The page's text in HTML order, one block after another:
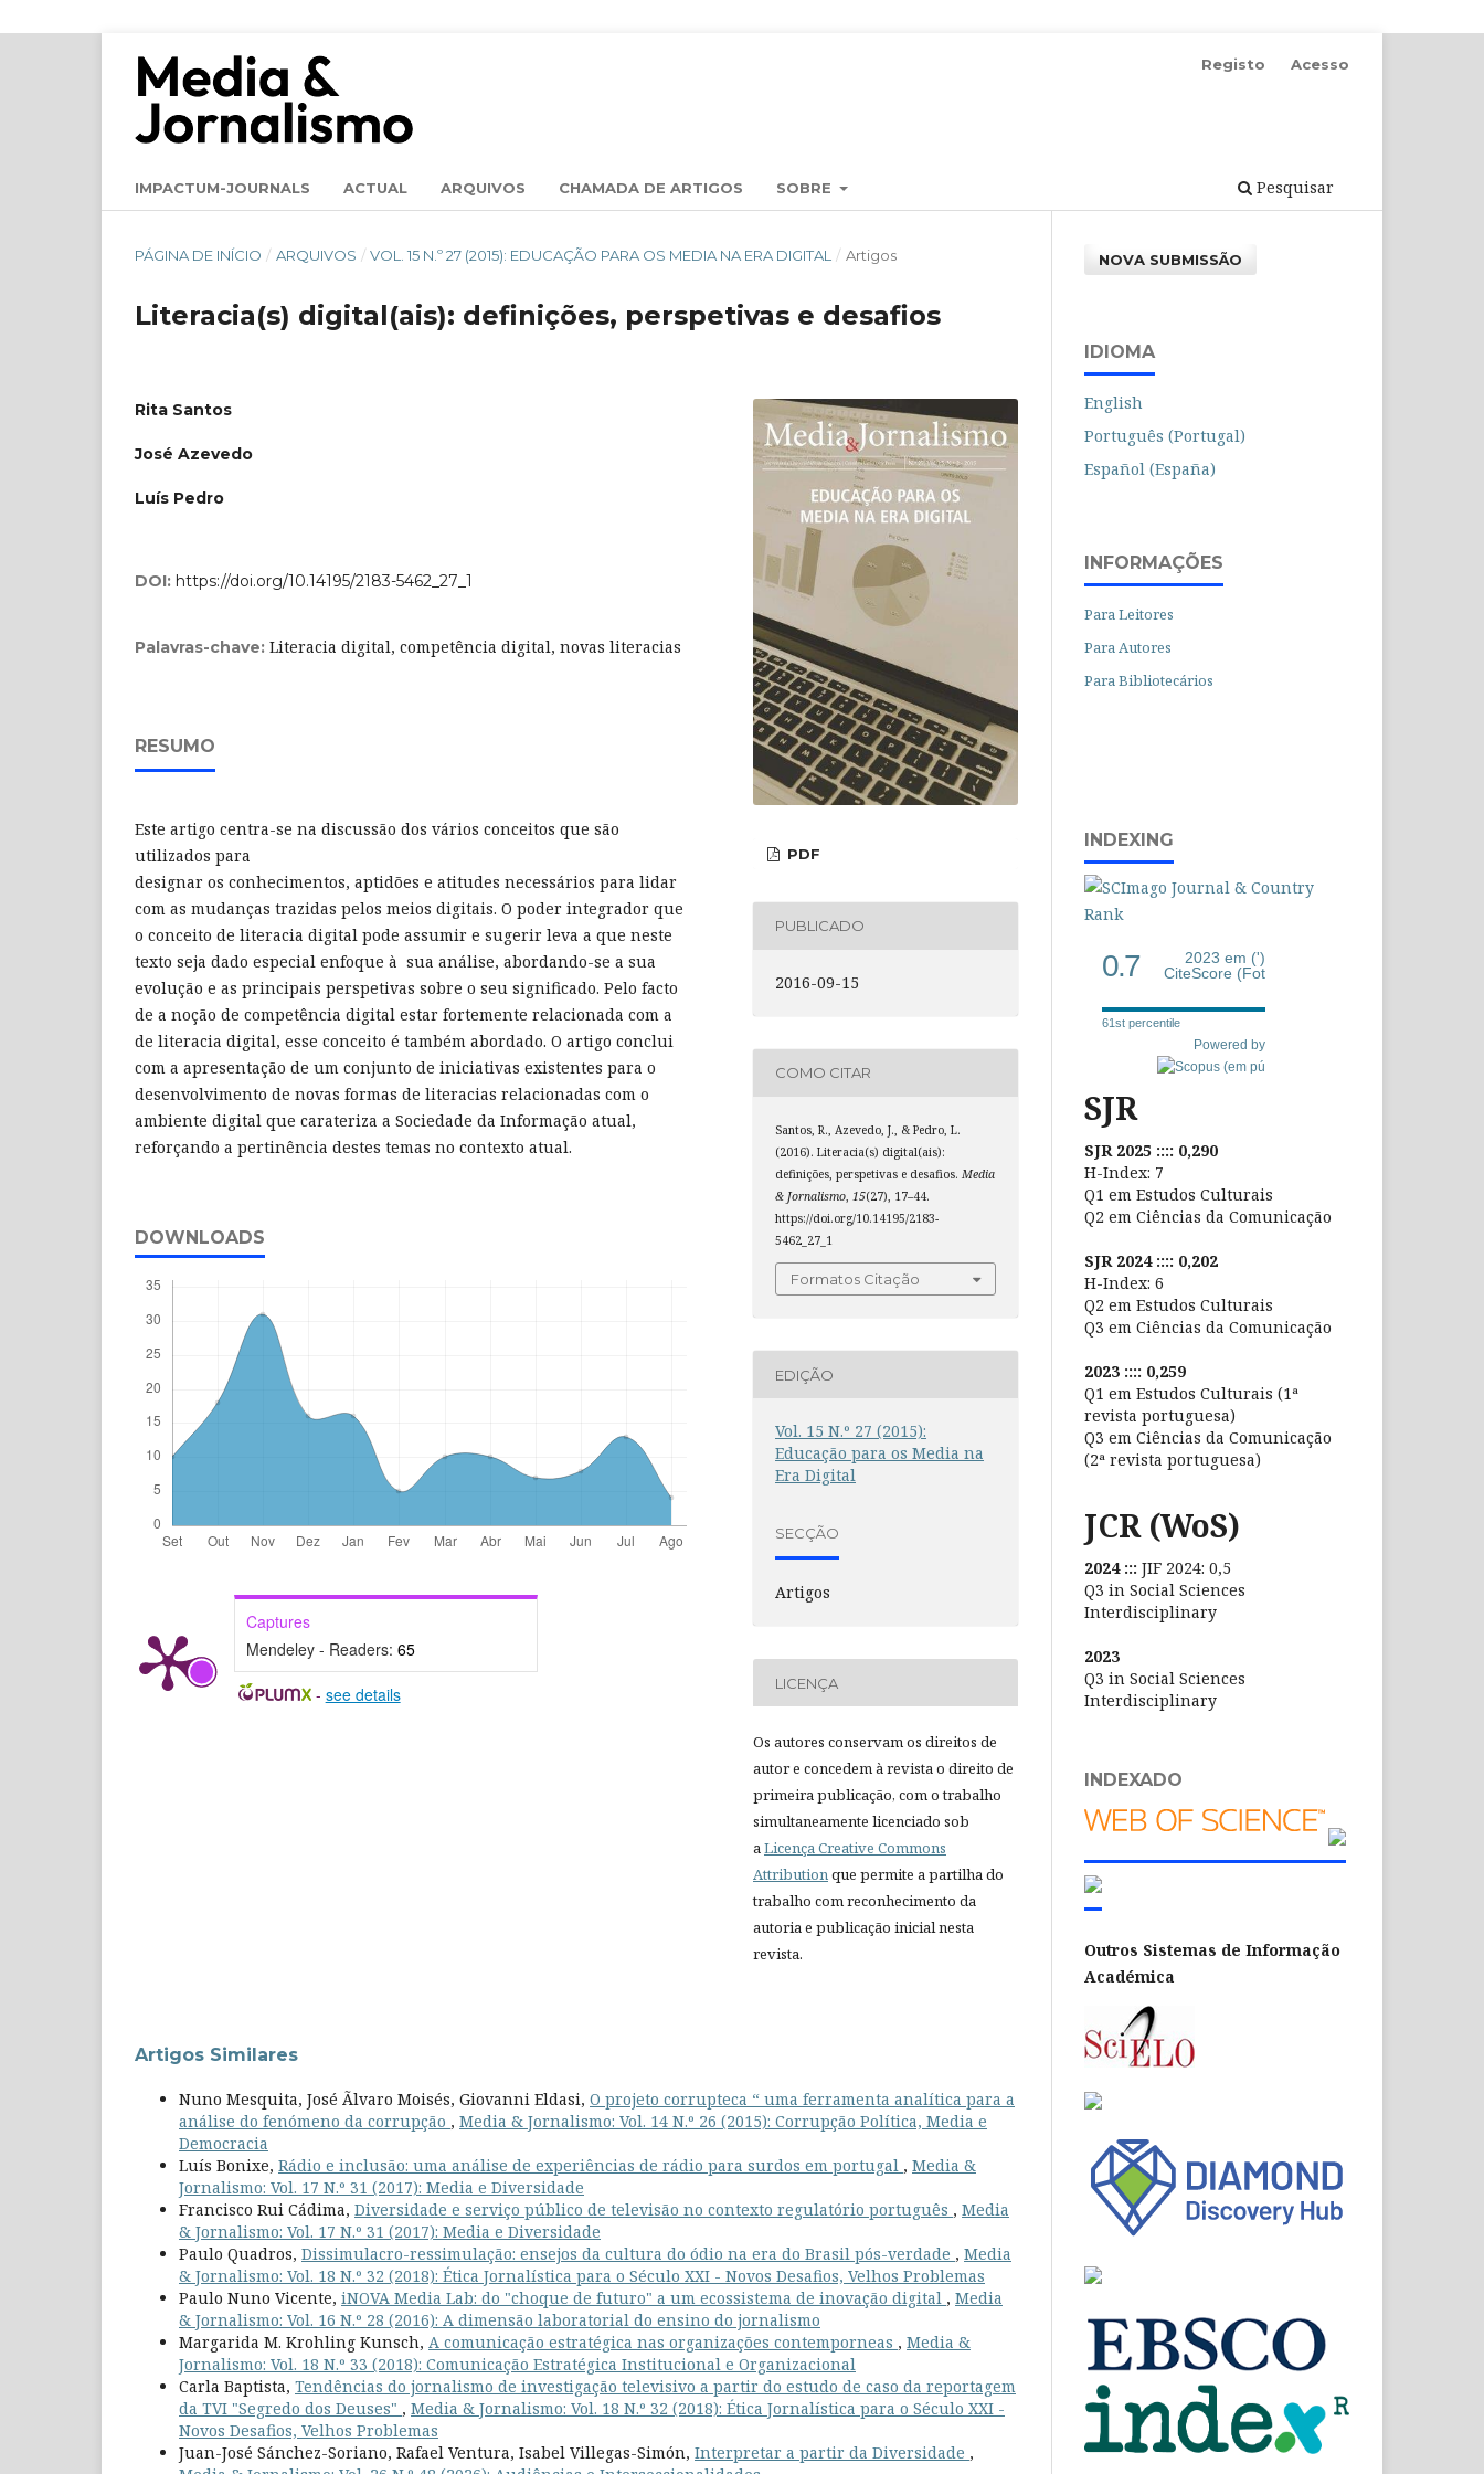
IMPACTUM-JOURNALS ACTUAL ARQUIVOS CHAMADA DE ARTIGOS SOBRE Pesquisar
Registo Acesso
PÁGINA DE INÍCIO / ARQUIVOS / VOL. 15 N.º 27 (2015): EDUCAÇÃO PARA OS MEDIA NA ERA DIGITAL / Artigos
Literacia(s) digital(ais): definições, perspetivas e desafios
Rita Santos
José Azevedo
Luís Pedro
DOI: https://doi.org/10.14195/2183-5462_27_1
Palavras-chave: Literacia digital, competência digital, novas literacias
RESUMO
Este artigo centra-se na discussão dos vários conceitos que são
utilizados para
designar os conhecimentos, aptidões e atitudes necessários para lidar
com as mudanças trazidas pelos meios digitais. O poder integrador que
o conceito de literacia digital pode assumir e sugerir leva a que neste
texto seja dado especial enfoque à sua análise, abordando-se a sua
evolução e as principais perspetivas sobre o seu significado. Pelo facto
de a noção de competência digital estar fortemente relacionada com a
de literacia digital, esse conceito é também abordado. O artigo conclui
com a apresentação de um conjunto de iniciativas existentes para o
desenvolvimento de novas formas de literacias relacionadas com o
ambiente digital que carateriza a Sociedade da Informação atual,
reforçando a pertinência destes temas no contexto atual.
DOWNLOADS
Captures
Mendeley - Readers: 65
- see details
PDF
PUBLICADO
2016-09-15
COMO CITAR
Santos, R., Azevedo, J., & Pedro, L.
(2016). Literacia(s) digital(ais):
definições, perspetivas e desafios. Media
& Jornalismo 15(27), 17–44.
https://doi.org/10.14195/2183-
5462_27_1
Formatos Citação
EDIÇÃO
Vol. 15 N.º 27 (2015):
Educação para os Media na
Era Digital
SECÇÃO
Artigos
LICENÇA
Os autores conservam os direitos de
autor e concedem à revista o direito de
primeira publicação, com o trabalho
simultaneamente licenciado sob
aLicença Creative Commons
Attributionque permite a partilha do
trabalho com reconhecimento da
autoria e publicação inicial nesta
revista.
Artigos Similares
Nuno Mesquita, José Ãlvaro Moisés, Giovanni Eldasi, O projeto corrupteca “ uma ferramenta analítica para a
análise do fenómeno da corrupção , Media & Jornalismo: Vol. 14 N.º 26 (2015): Corrupção Política, Media e
Democracia
Luís Bonixe, Rádio e inclusão: uma análise de experiências de rádio para surdos em portugal , Media &
Jornalismo: Vol. 17 N.º 31 (2017): Media e Diversidade
Francisco Rui Cádima, Diversidade e serviço público de televisão no contexto regulatório português , Media
& Jornalismo: Vol. 17 N.º 31 (2017): Media e Diversidade
Paulo Quadros, Dissimulacro-ressimulação: ensejos da cultura do ódio na era do Brasil pós-verdade , Media
& Jornalismo: Vol. 18 N.º 32 (2018): Ética Jornalística para o Século XXI - Novos Desafios, Velhos Problemas
Paulo Nuno Vicente, iNOVA Media Lab: do "choque de futuro" a um ecossistema de inovação digital , Media
& Jornalismo: Vol. 16 N.º 28 (2016): A dimensão laboratorial do ensino do jornalismo
Margarida M. Krohling Kunsch, A comunicação estratégica nas organizações contemporneas , Media &
Jornalismo: Vol. 18 N.º 33 (2018): Comunicação Estratégica Institucional e Organizacional
Carla Baptista, Tendências do jornalismo de investigação televisivo a partir do estudo de caso da reportagem
da TVI "Segredo dos Deuses" , Media & Jornalismo: Vol. 18 N.º 32 (2018): Ética Jornalística para o Século XXI -
Novos Desafios, Velhos Problemas
Juan-José Sánchez-Soriano, Rafael Ventura, Isabel Villegas-Simón, Interpretar a partir da Diversidade ,
NOVA SUBMISSÃO
IDIOMA
English
Português (Portugal)
Español (España)
INFORMAÇÕES
Para Leitores
Para Autores
Para Bibliotecários
INDEXING
0.7
2023 em (')
CiteScore (Fot
61st percentile
Powered by
SJR
SJR 2025 :::: 0,290
H-Index: 7
Q1 em Estudos Culturais
Q2 em Ciências da Comunicação
SJR 2024 :::: 0,202
H-Index: 6
Q2 em Estudos Culturais
Q3 em Ciências da Comunicação
2023 :::: 0,259
Q1 em Estudos Culturais (1ª
revista portuguesa)
Q3 em Ciências da Comunicação
(2ª revista portuguesa)
JCR (WoS)
2024 ::: JIF 2024: 0,5
Q3 in Social Sciences
Interdisciplinary
2023
Q3 in Social Sciences
Interdisciplinary
INDEXADO
Outros Sistemas de Informação
Académica